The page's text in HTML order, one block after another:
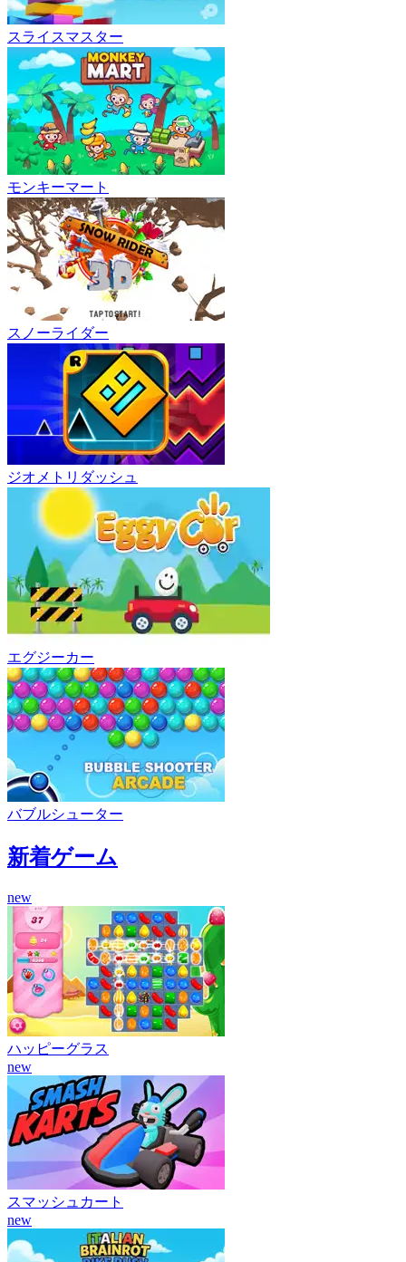
スライスマスター
モンキーマート
スノーライダー
ジオメトリダッシュ
エグジーカー
バブルシューター
新着ゲーム
new
ハッピーグラス
new
スマッシュカート
new